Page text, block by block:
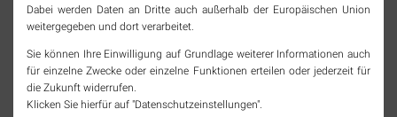
immer top informiert bleiben!
instagram
facebook
Dabei werden Daten an Dritte auch außerhalb der Europäischen Union
weitergegeben und dort verarbeitet.
Sie können Ihre Einwilligung auf Grundlage weiterer Informationen auch
für einzelne Zwecke oder einzelne Funktionen erteilen oder jederzeit für
die Zukunft widerrufen.
Klicken Sie hierfür auf "Datenschutzeinstellungen".